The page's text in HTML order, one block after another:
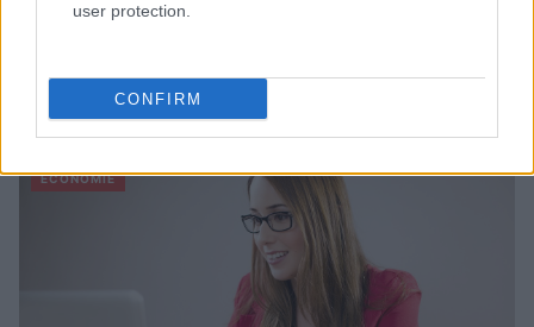
user protection.
CONFIRM
Trading intraday: discipline, gestion du risque et performance –
la méthode de Marc-Antoine Adam de Villiers
ECONOMIE